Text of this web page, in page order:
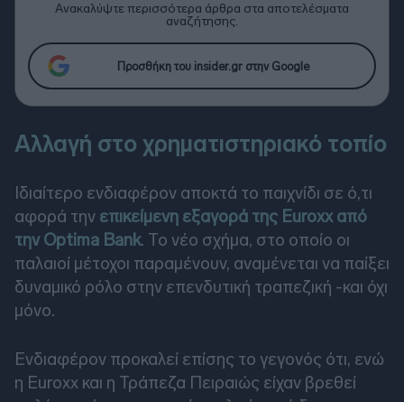
Ανακαλύψτε περισσότερα άρθρα στα αποτελέσματα
αναζήτησης.
Προσθήκη του insider.gr στην Google
Αλλαγή στο χρηματιστηριακό τοπίο
Ιδιαίτερο ενδιαφέρον αποκτά το παιχνίδι σε ό,τι
αφορά την επικείμενη εξαγορά της Euroxx από
την Optima Bank. Το νέο σχήμα, στο οποίο οι
παλαιοί μέτοχοι παραμένουν, αναμένεται να παίξει
δυναμικό ρόλο στην επενδυτική τραπεζική -και όχι
μόνο.
Ενδιαφέρον προκαλεί επίσης το γεγονός ότι, ενώ
η Euroxx και η Τράπεζα Πειραιώς είχαν βρεθεί